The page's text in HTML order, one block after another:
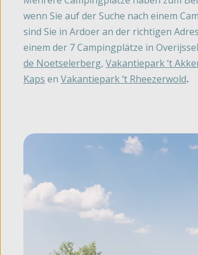
wenn Sie auf der Suche nach einem
sind Sie in Ardoer an der richtigen
einem der 7 Campingplätze in
de Noetselerberg, Vakantiepark ‘t
Kaps en Vakantiepark ‘t Rheezerwold.